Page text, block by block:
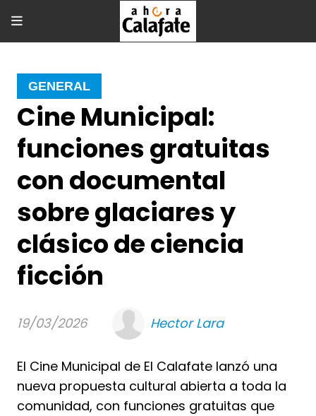
Cine Municipal:
funciones gratuitas
con documental
sobre glaciares y
clásico de ciencia
ficción
El Cine Municipal de El Calafate lanzó una
nueva propuesta cultural abierta a toda la
comunidad, con funciones gratuitas que
GENERAL
19/03/2026 Hector Lara